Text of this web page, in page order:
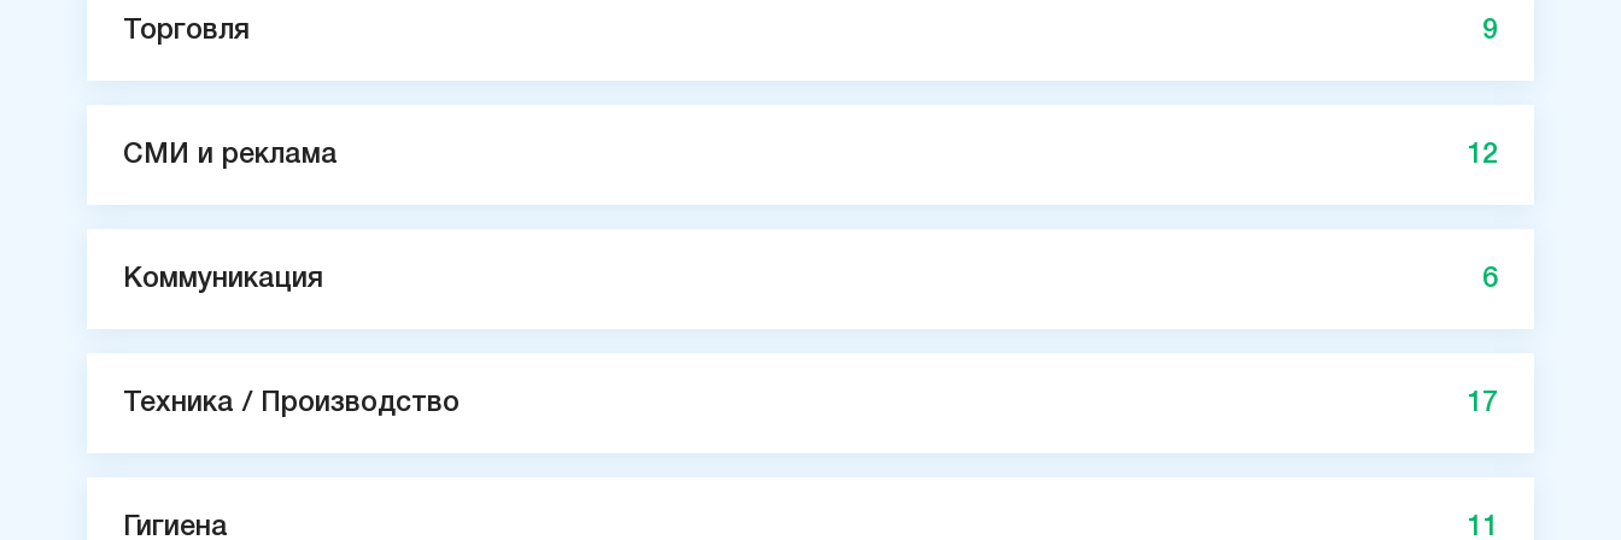
Торговля 9
СМИ и реклама 12
Коммуникация 6
Техника / Производство 17
Гигиена 11